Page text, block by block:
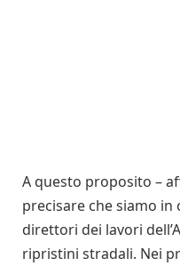
A questo proposito –
precisare che siamo
direttori dei lavori
ripristini stradali. Nei